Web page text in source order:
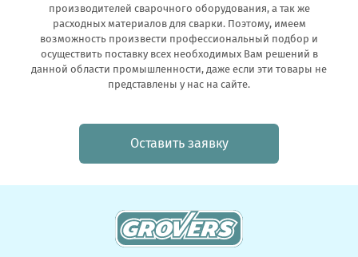
производителей сварочного оборудования, а так же
расходных материалов для сварки. Поэтому, имеем
возможность произвести профессиональный подбор и
осуществить поставку всех необходимых Вам решений в
данной области промышленности, даже если эти товары не
представлены у нас на сайте.
Оставить заявку